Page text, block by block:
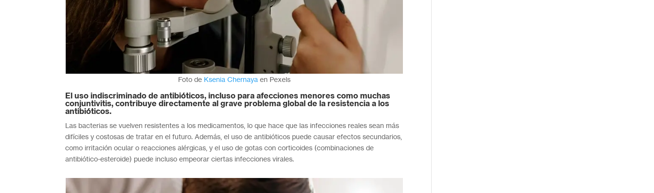
Foto de Ksenia Chernayaen Pexels
El uso indiscriminado de antibióticos, incluso para afecciones menores como muchas
conjuntivitis, contribuye directamente al grave problema global de la resistencia a los
antibióticos.
Las bacterias se vuelven resistentes a los medicamentos, lo que hace que las infecciones reales sean más
difíciles y costosas de tratar en el futuro. Además, el uso de antibióticos puede causar efectos secundarios,
como irritación ocular o reacciones alérgicas, y el uso de gotas con corticoides (combinaciones de
antibiótico-esteroide) puede incluso empeorar ciertas infecciones virales.